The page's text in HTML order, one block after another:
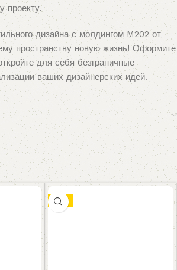
проекту.
дизайна с молдингом M202 от
пространству новую жизнь! Оформите
для себя безграничные
ваших дизайнерских идей.
-8%